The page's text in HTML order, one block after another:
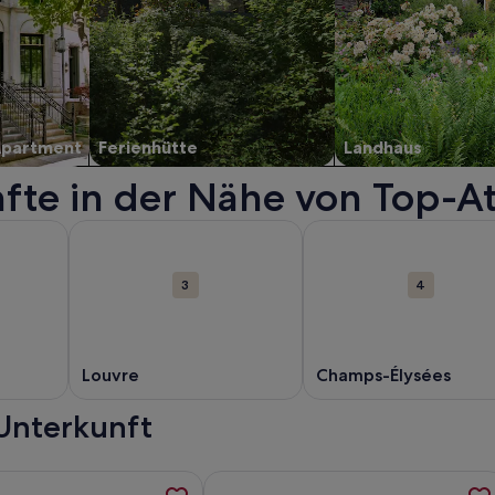
Ferienhütte Landhaus
in der Nähe von Top-
3
Louvre
4
Champs-Élysées
in einem neuen Tab geöffnet
zu Exquisite Penthouse Apt in der Mitte von Latin
Weitere Informationen zu My